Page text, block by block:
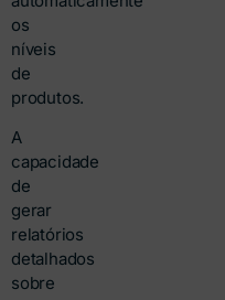
os
níveis
de
produtos.
A
capacidade
de
gerar
relatórios
detalhados
sobre